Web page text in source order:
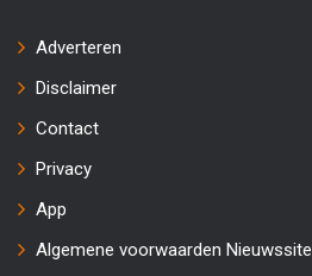
Adverteren
Disclaimer
Contact
Privacy
App
Algemene voorwaarden Nieuwssite